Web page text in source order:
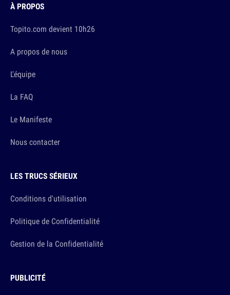
À PROPOS
Topito.com devient 10h26
A propos de nous
L'équipe
La FAQ
Le Manifeste
Nous contacter
LES TRUCS SÉRIEUX
Conditions d'utilisation
Politique de Confidentialité
Gestion de la Confidentialité
PUBLICITÉ